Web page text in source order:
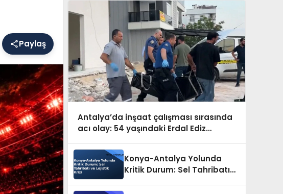
Paylaş
Antalya’da inşaat çalışması sırasında
acı olay: 54 yaşındaki Erdal Ediz
Konya-Antalya Yolunda
Kritik Durum: Sel Tahribatı